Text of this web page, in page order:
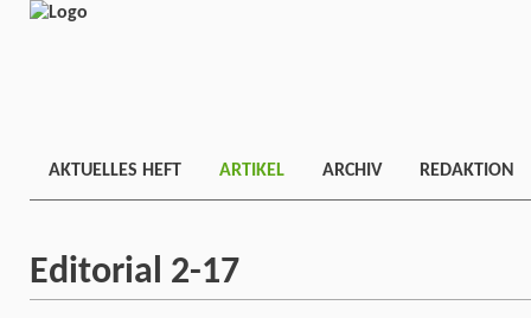
AKTUELLES HEFT ARTIKEL ARCHIV REDAKTION
Editorial 2-17